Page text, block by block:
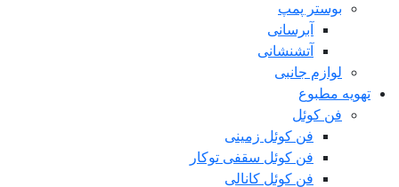
بوستر پمپ
آبرسانی
آتشنشانی
لوازم جانبی
تهویه مطبوع
فن کوئل
فن کوئل زمینی
فن کوئل سقفی توکار
فن کوئل کانالی